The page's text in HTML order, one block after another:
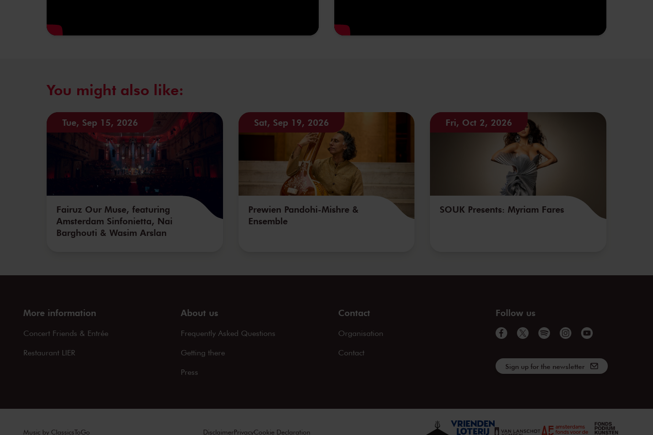
You might also like:
Tue, Sep 15, 2026
Fairuz Our Muse, featuring
Amsterdam Sinfonietta, Nai
Barghouti & Wasim Arslan
Sat, Sep 19, 2026
Prewien Pandohi-Mishre &
Ensemble
Fri, Oct 2, 2026
SOUK Presents: Myriam Fares
More information
Concert Friends & Entrée
Restaurant LIER
About us
Frequently Asked Questions
Getting there
Press
Contact
Organisation
Contact
Follow us
Sign up for the newsletter
Music by ClassicsToGo DisclaimerPrivacyCookie Declaration